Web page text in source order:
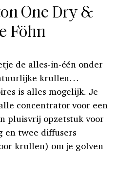
One Dry &
Föhn
de alles-in-één onder
krullen…
is alles mogelijk. Je
concentrator voor een
pluisvrij opzetstuk voor
en twee diffusers
krullen) om je golven